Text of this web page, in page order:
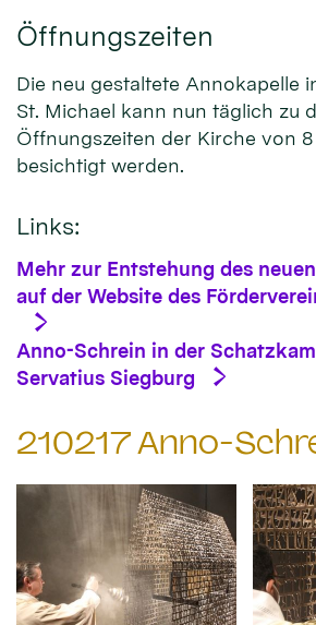
Öffnungszeiten
Die neu gestaltete Annokapelle
St. Michael kann nun täglich zu
Öffnungszeiten der Kirche von
besichtigt werden.
Links:
Mehr zur Entstehung des
auf der Website des
Anno-Schrein in der
Servatius Siegburg
210217 Anno-